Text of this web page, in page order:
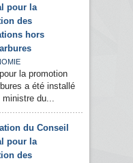
pour la
des
hors
la promotion
a été installé
ministre du...
du Conseil
pour la
des